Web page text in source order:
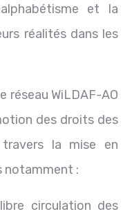
et la
réalités dans les
réseau WiLDAF-AO
des droits des
la mise en
notamment :
circulation des